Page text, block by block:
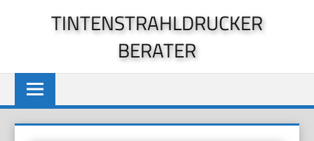
TINTENSTRAHLDRUCKER
BERATER